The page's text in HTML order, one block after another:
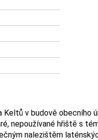
v budově obecního
nepoužívané hřiště s
nalezištěm